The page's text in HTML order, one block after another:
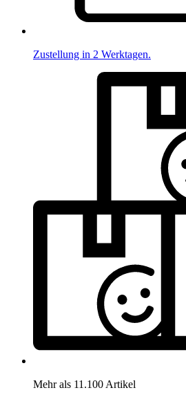
Zustellung in 2 Werktagen.
Mehr als 11.100 Artikel